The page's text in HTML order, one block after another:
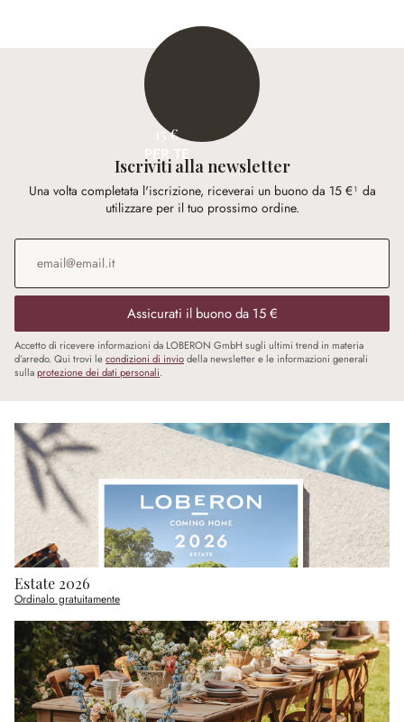
15 €
PER TE
Iscriviti alla newsletter
Una volta completata l'iscrizione, riceverai un buono da 15 €¹ da
utilizzare per il tuo prossimo ordine.
Indirizzo e-mail
Assicurati il buono da 15 €
Accetto di ricevere informazioni da LOBERON GmbH sugli ultimi trend in materia
d’arredo. Qui trovi lecondizioni di inviodella newsletter e le informazioni generali
sullaprotezione dei dati personali.
Estate 2026
Ordinalo gratuitamente